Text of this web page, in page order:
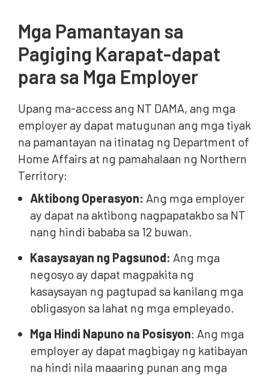
Mga Pamantayan sa
Pagiging Karapat-dapat
para sa Mga Employer
Upang ma-access ang NT DAMA, ang mga
employer ay dapat matugunan ang mga tiyak
na pamantayan na itinatag ng Department of
Home Affairs at ng pamahalaan ng Northern
Territory:
Aktibong Operasyon: Ang mga employer
ay dapat na aktibong nagpapatakbo sa NT
nang hindi bababa sa 12 buwan.
Kasaysayan ng Pagsunod: Ang mga
negosyo ay dapat magpakita ng
kasaysayan ng pagtupad sa kanilang mga
obligasyon sa lahat ng mga empleyado.
Mga Hindi Napuno na Posisyon: Ang mga
employer ay dapat magbigay ng katibayan
na hindi nila maaaring punan ang mga